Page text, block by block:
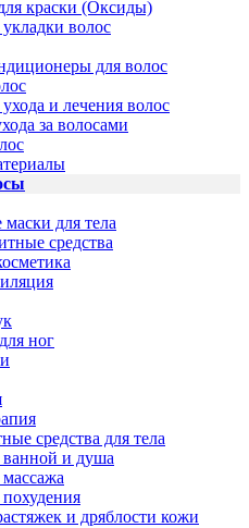
краски (Оксиды)
волос
для волос
и лечения волос
за волосами
для тела
средства
ног
средства для тела
ванной и душа
и дряблости кожи